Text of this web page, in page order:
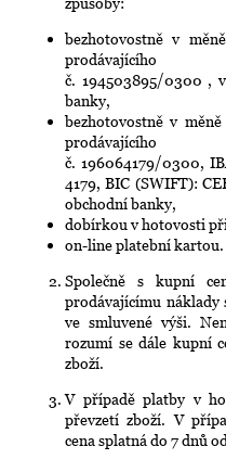
bezhotovostně v
prodávajícího
č. 194503895/0300 ,
banky,
bezhotovostně v
prodávajícího
č. 196064179/0300,
4179, BIC (SWIFT):
obchodní banky,
dobírkou v hotovosti
on-line platební kartou.
Společně s kupní
prodávajícímu náklady
ve smluvené výši.
rozumí se dále kupní
zboží.
V případě platby v
převzetí zboží. V
cena splatná do 7 dnů